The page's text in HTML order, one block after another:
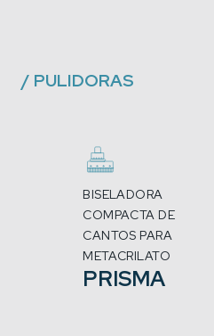
/ PULIDORAS
BISELADORA
COMPACTA DE
CANTOS PARA
METACRILATO
PRISMA